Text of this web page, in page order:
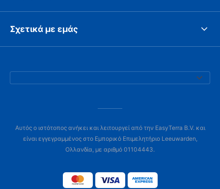
Σχετικά με εμάς
Αυτός ο ιστότοπος ανήκει και λειτουργεί από την EasyTerra B.V. και
είναι εγγεγραμμένος στο Εμπορικό Επιμελητήριο Leeuwarden,
Ολλανδία, με αριθμό 01104443.